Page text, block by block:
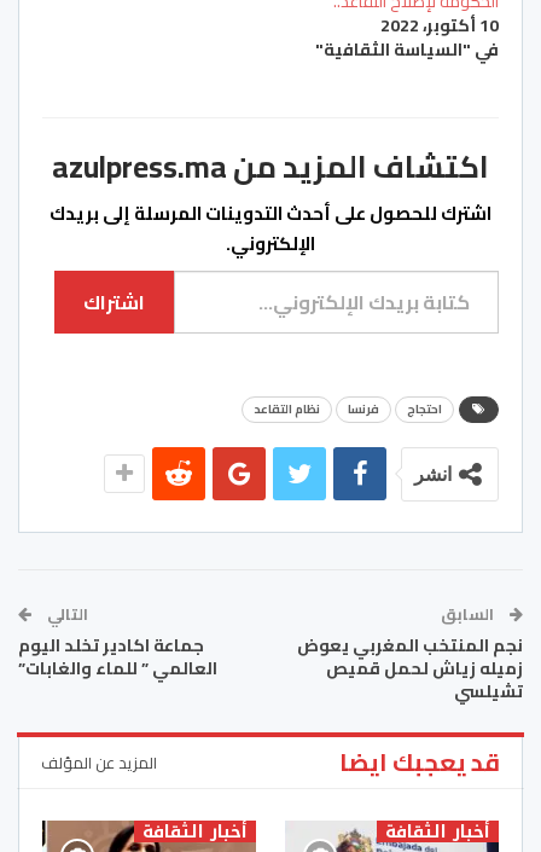
10 أكتوبر، 2022
في "السياسة الثقافية"
اكتشاف المزيد من azulpress.ma
اشترك للحصول على أحدث التدوينات المرسلة إلى بريدك
الإلكتروني.
كتابة بريدك الإلكتروني...
اشتراك
احتجاج فرنسا نظام التقاعد
انشر
السابق
نجم المنتخب المغربي يعوض
زميله زياش لحمل قميص
تشيلسي
التالي
جماعة اكادير تخلد اليوم
العالمي ” للماء والغابات”
قد يعجبك ايضا المزيد عن المؤلف
أخبار الثقافة أخبار الثقافة